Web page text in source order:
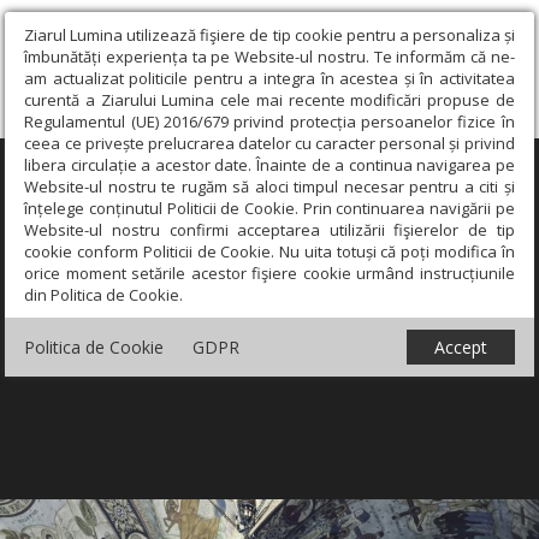
Ziarul Lumina utilizează fişiere de tip cookie pentru a personaliza și
îmbunătăți experiența ta pe Website-ul nostru. Te informăm că ne-
am actualizat politicile pentru a integra în acestea și în activitatea
curentă a Ziarului Lumina cele mai recente modificări propuse de
Regulamentul (UE) 2016/679 privind protecția persoanelor fizice în
ceea ce privește prelucrarea datelor cu caracter personal și privind
libera circulație a acestor date. Înainte de a continua navigarea pe
Website-ul nostru te rugăm să aloci timpul necesar pentru a citi și
înțelege conținutul Politicii de Cookie. Prin continuarea navigării pe
Website-ul nostru confirmi acceptarea utilizării fişierelor de tip
cookie conform Politicii de Cookie. Nu uita totuși că poți modifica în
orice moment setările acestor fişiere cookie urmând instrucțiunile
din Politica de Cookie.
Politica de Cookie GDPR Accept
×